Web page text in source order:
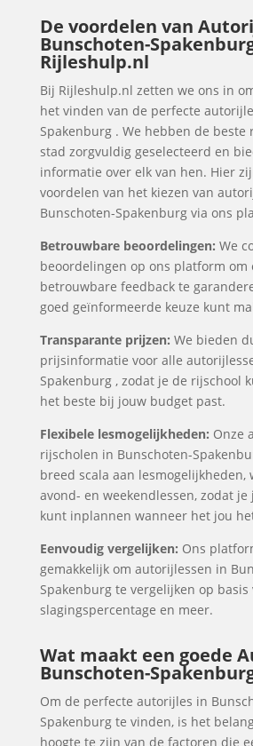
De voordelen van
Bunschoten-
Rijleshulp.nl
Bij Rijleshulp.nl zetten we ons in
het vinden van de perfecte
Spakenburg . We hebben de beste
stad zorgvuldig geselecteerd en
informatie over elk van hen. Hier
voordelen van het kiezen van
Bunschoten-Spakenburg via ons
Betrouwbare beoordelingen: We
beoordelingen op ons platform om
betrouwbare feedback te
goed geïnformeerde keuze kunt
Transparante prijzen: We bieden
prijsinformatie voor alle
Spakenburg , zodat je de rijschool
het beste bij jouw budget past.
Flexibele lesmogelijkheden: Onze
rijscholen in Bunschoten-
breed scala aan lesmogelijkheden,
avond- en weekendlessen, zodat
kunt inplannen wanneer het jou
Eenvoudig vergelijken: Ons
gemakkelijk om autorijlessen in
Spakenburg te vergelijken op
slagingspercentage en meer.
Wat maakt een goede
Bunschoten-
Om de perfecte autorijles in
Spakenburg te vinden, is het
hoogte te zijn van de factoren die